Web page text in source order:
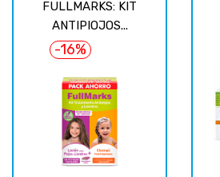
FULLMARKS: KIT
ANTIPIOJOS...
-16%